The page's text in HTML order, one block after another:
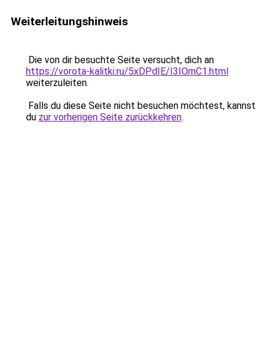
Weiterleitungshinweis
Die von dir besuchte Seite versucht, dich an
https://vorota-kalitki.ru/5xDPdIE/I3IOmC1.html
weiterzuleiten.
Falls du diese Seite nicht besuchen möchtest, kannst
du zur vorherigen Seite zurückkehren.